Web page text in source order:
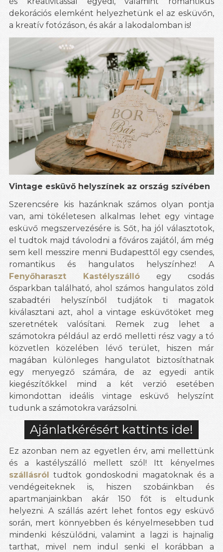
dekorációs elemként helyezhetünk el az esküvőn,
a kreatív fotózáson, és akár a lakodalomban is!
Vintage esküvő helyszínek az ország szívében
Szerencsére kis hazánknak számos olyan pontja
van, ami tökéletesen alkalmas lehet egy vintage
esküvő megszervezésére is. Sőt, ha jól választotok,
el tudtok majd távolodni a főváros zajától, ám még
sem kell messzire menni Budapesttől egy csendes,
romantikus és hangulatos helyszínhez! A
Fenyőharaszt Kastélyszálló egy csodás
ősparkban található, ahol számos hangulatos zöld
szabadtéri helyszínből tudjátok ti magatok
kiválasztani azt, ahol a vintage esküvőtöket meg
szeretnétek valósítani. Remek zug lehet a
számotokra például az erdő melletti rész vagy a tó
közvetlen közelében lévő terület, hiszen már
magában különleges hangulatot biztosíthatnak
egy menyegző számára, de az egyedi antik
kiegészítőkkel mind a két verzió esetében
kimondottan ideális vintage esküvő helyszínt
tudunk a számotokra varázsolni.
Ajánlatkérésért kattints ide!
Ez azonban nem az egyetlen érv, ami mellettünk
és a kastélyszálló mellett szól! Itt kényelmes
szállásról tudtok gondoskodni magatoknak és a
vendégeiteknek is, hiszen szobáinkban és
apartmanjainkban akár 150 főt is eltudunk
helyezni. A szállás azért lehet fontos egy esküvő
során, mert könnyebben és kényelmesebben tud
mindenki készülődni, valamint a lagzi is hajnalig
tarthat, mivel nem indul senki el korábban a